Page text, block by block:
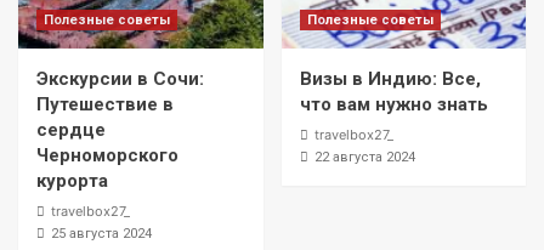
Полезные советы
Экскурсии в Сочи:
Путешествие в
сердце
Черноморского
курорта
travelbox27_
25 августа 2024
Полезные советы
Визы в Индию: Все,
что вам нужно знать
travelbox27_
22 августа 2024